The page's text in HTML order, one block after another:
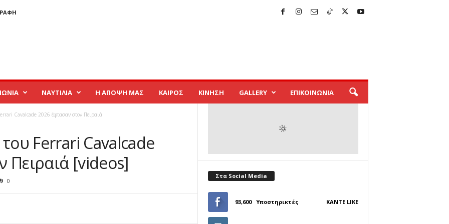
ΝΑΥΤΙΛΙΑ Η ΑΠΟΨΗ ΜΑΣ ΚΑΙΡΟΣ ΚΙΝΗΣΗ GALLERY ΕΠΙΚΟΙΝΩΝΙΑ
Cavalcade 2026 έφτασαν στον Πειραιά
Ferrari Cavalcade
Πειραιά [videos]
0
Στα Social Media
93,600 Υποστηρικτές ΚΆΝΤΕ LIKE